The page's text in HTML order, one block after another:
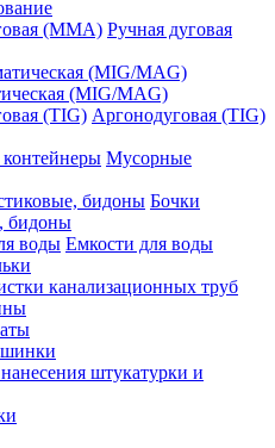
Ручная дуговая
(MIG/MAG)
Аргонодуговая (TIG)
Мусорные
Бочки
бидоны
Емкости для воды
канализационных труб
штукатурки и